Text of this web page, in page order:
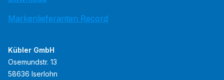
Markenlieferanten Record
Kübler GmbH
Osemundstr. 13
58636 Iserlohn